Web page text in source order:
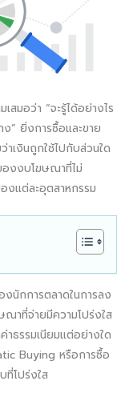
มอว่า “จะรู้ได้อย่างไร
ง” ยิ่งการซื้อและขาย
เงินถูกใช้ไปกับส่วนใด
องงบโฆษณาที่ไม่
งแต่ละอุตสาหกรรม
นักการตลาดในการลง
าที่จ่ายมีความโปร่งใส
าธรรมเนียมแต่อย่างใด
Buying หรือการซื้อ
ที่โปร่งใส